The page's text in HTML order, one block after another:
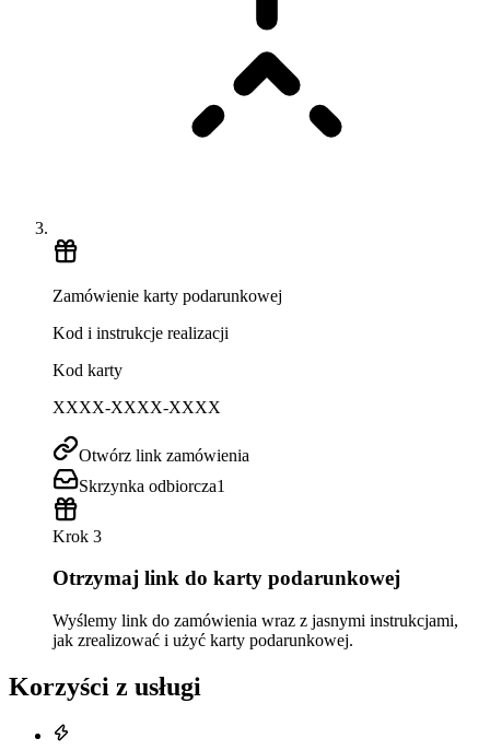
Zamówienie karty podarunkowej
Kod i instrukcje realizacji
Kod karty
XXXX-XXXX-XXXX
Otwórz link zamówienia
Skrzynka odbiorcza1
Krok 3
Otrzymaj link do karty podarunkowej
Wyślemy link do zamówienia wraz z jasnymi instrukcjami,
jak zrealizować i użyć karty podarunkowej.
Korzyści z usługi